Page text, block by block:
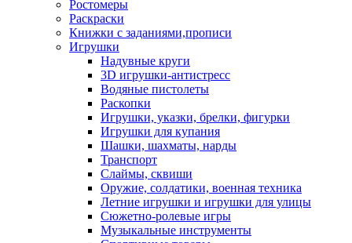
Ростомеры
Раскраски
Книжки с заданиями,прописи
Игрушки
Надувные круги
3D игрушки-антистресс
Водяные пистолеты
Раскопки
Игрушки, указки, брелки, фигурки
Игрушки для купания
Шашки, шахматы, нарды
Транспорт
Слаймы, сквиши
Оружие, солдатики, военная техника
Летние игрушки и игрушки для улицы
Сюжетно-ролевые игры
Музыкальные инструменты